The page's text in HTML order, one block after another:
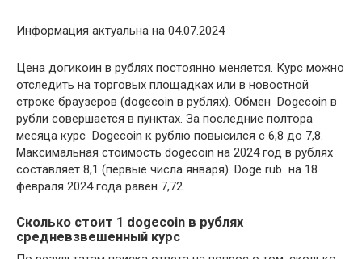
Информация актуальна на 04.07.2024
Цена догикоин в рублях постоянно меняется. Курс можно
отследить на торговых площадках или в новостной
строке браузеров (dogecoin в рублях). Обмен Dogecoin в
рубли совершается в пунктах. За последние полтора
месяца курс Dogecoin к рублю повысился с 6,8 до 7,8.
Максимальная стоимость dogecoin на 2024 год в рублях
составляет 8,1 (первые числа января). Doge rub на 18
февраля 2024 года равен 7,72.
Сколько стоит 1 dogecoin в рублях
средневзвешенный курс